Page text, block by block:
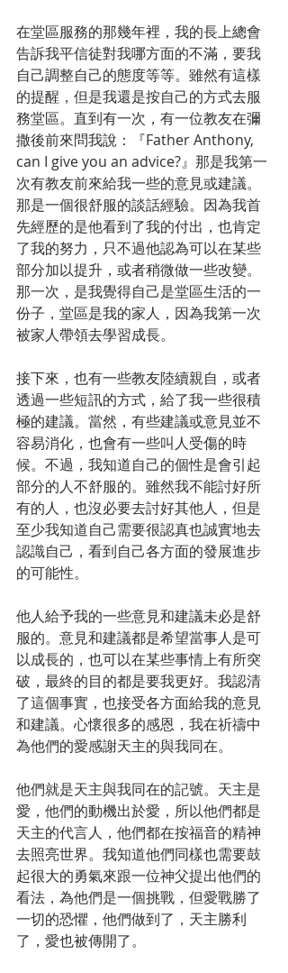
在堂區服務的那幾年裡，我的長上總會
告訴我平信徒對我哪方面的不滿，要我
自己調整自己的態度等等。雖然有這樣
的提醒，但是我還是按自己的方式去服
務堂區。直到有一次，有一位教友在彌
撒後前來問我說：『Father Anthony,
can I give you an advice?』那是我第一
次有教友前來給我一些的意見或建議。
那是一個很舒服的談話經驗。因為我首
先經歷的是他看到了我的付出，也肯定
了我的努力，只不過他認為可以在某些
部分加以提升，或者稍微做一些改變。
那一次，是我覺得自己是堂區生活的一
份子，堂區是我的家人，因為我第一次
被家人帶領去學習成長。
接下來，也有一些教友陸續親自，或者
透過一些短訊的方式，給了我一些很積
極的建議。當然，有些建議或意見並不
容易消化，也會有一些叫人受傷的時
候。不過，我知道自己的個性是會引起
部分的人不舒服的。雖然我不能討好所
有的人，也沒必要去討好其他人，但是
至少我知道自己需要很認真也誠實地去
認識自己，看到自己各方面的發展進步
的可能性。
他人給予我的一些意見和建議未必是舒
服的。意見和建議都是希望當事人是可
以成長的，也可以在某些事情上有所突
破，最終的目的都是要我更好。我認清
了這個事實，也接受各方面給我的意見
和建議。心懷很多的感恩，我在祈禱中
為他們的愛感謝天主的與我同在。
他們就是天主與我同在的記號。天主是
愛，他們的動機出於愛，所以他們都是
天主的代言人，他們都在按福音的精神
去照亮世界。我知道他們同樣也需要鼓
起很大的勇氣來跟一位神父提出他們的
看法，為他們是一個挑戰，但愛戰勝了
一切的恐懼，他們做到了，天主勝利
了，愛也被傳開了。